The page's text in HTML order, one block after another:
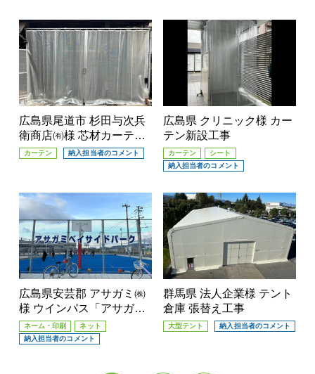
広島県尾道市 杉田与次兵
衛商店㈲様 芯材カーテン
張替え工事
カーテン 納入担当者のコメント
広島県 クリニック様 カー
テン新設工事
カーテン
シート
納入担当者のコメント
広島県安芸郡 アサガミ㈱
様 ウインパス「アサガミ
ベイサイドパーク」
ネーム・印刷
ネット
納入担当者のコメント
群馬県 法人企業様 テント
倉庫 張替え工事
大型テント 納入担当者のコメント